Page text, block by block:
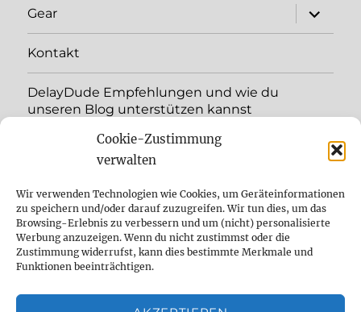
Cookie-Zustimmung
verwalten
Wir verwenden Technologien wie Cookies, um Geräteinformationen
zu speichern und/oder darauf zuzugreifen. Wir tun dies, um das
Browsing-Erlebnis zu verbessern und um (nicht) personalisierte
Werbung anzuzeigen. Wenn du nicht zustimmst oder die
Zustimmung widerrufst, kann dies bestimmte Merkmale und
Funktionen beeinträchtigen.
Gear
öffnen
Kontakt
DelayDude Empfehlungen und wie du
unseren Blog unterstützen kannst
öffnen
YouTube
Instagram
Feed